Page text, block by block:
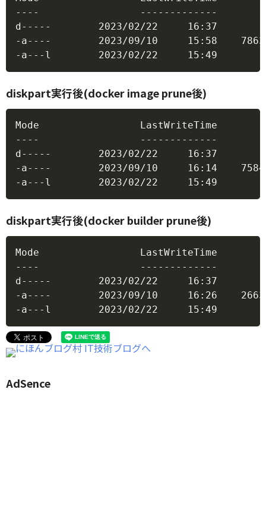
----                 -------------
d-----        2023/02/22     16:37
-a----        2023/09/10     15:58
-a---l        2023/02/22     15:49
diskpart実行後(docker image prune後)
Mode                 LastWriteTime
----                 -------------
d-----        2023/02/22     16:37
-a----        2023/09/10     16:14
-a---l        2023/02/22     15:49
diskpart実行後(docker builder prune後)
Mode                 LastWriteTime
----                 -------------
d-----        2023/02/22     16:37
-a----        2023/09/10     16:26
-a---l        2023/02/22     15:49
AdSence